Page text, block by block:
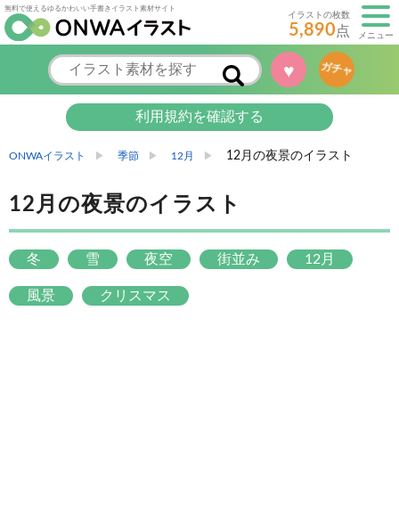
無料で使えるゆるかわいい手書きイラスト素材サイト
イラストの枚数
5,890点 メニュー
♥ ガチャ
利用規約を確認する
ONWAイラスト 季節 12月 12月の夜景のイラスト
12月の夜景のイラスト
冬 雪 夜空 街並み 12月
風景 クリスマス